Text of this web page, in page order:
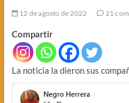
12 de agosto de 2022 21
Compartir
La noticia la dieron sus